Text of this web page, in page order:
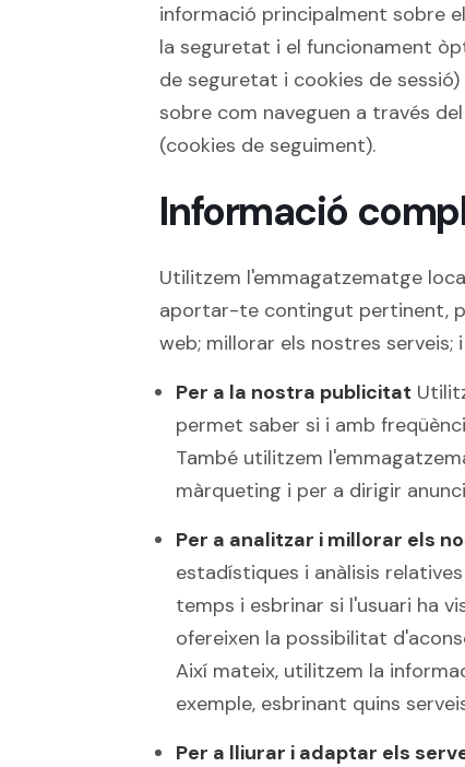
informació principalment sobre
la seguretat i el funcionament
de seguretat i cookies de
sobre com naveguen a través
(cookies de seguiment).
Informació
Utilitzem l'emmagatzematge
aportar-te contingut pertinent,
web; millorar els nostres
Per a la nostra publicitat
permet saber si i amb
També utilitzem
màrqueting i per a dirigir
Per a analitzar i millorar els
estadístiques i anàlisis
temps i esbrinar si l'usuari ha
ofereixen la possibilitat
Així mateix, utilitzem la
exemple, esbrinant quins
Per a lliurar i adaptar els